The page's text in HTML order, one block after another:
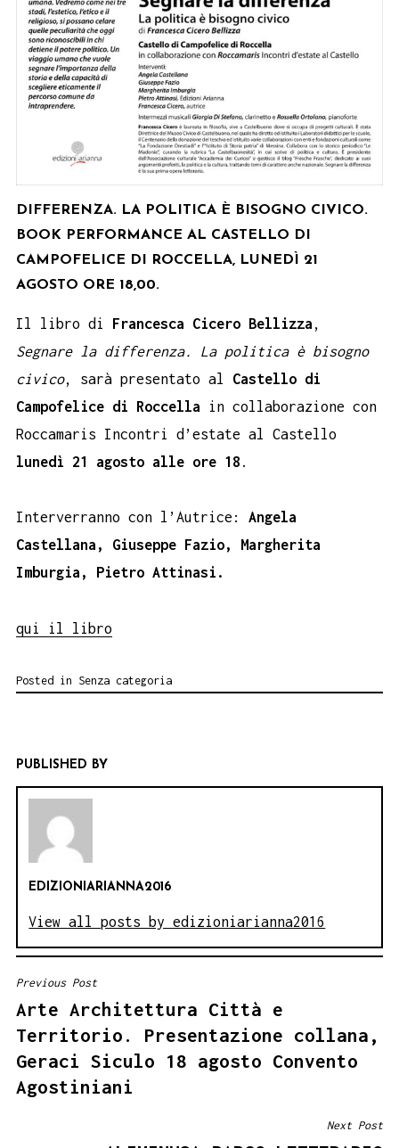
DIFFERENZA. LA POLITICA È BISOGNO CIVICO.
BOOK PERFORMANCE AL CASTELLO DI
CAMPOFELICE DI ROCCELLA, LUNEDÌ 21
AGOSTO ORE 18,00.
Il libro di Francesca Cicero Bellizza ,
Segnare la differenza. La politica è bisogno
civico, sarà presentato al
Castello di
Campofelice di Roccella in collaborazione con
Roccamaris Incontri d’estate al Castello
lunedì 21 agosto alle ore 18 .
Interverranno con l’Autrice: Angela
Castellana, Giuseppe Fazio, Margherita
Imburgia, Pietro Attinasi.
qui il libro
Posted in Senza categoria
PUBLISHED BY
EDIZIONIARIANNA2016
View all posts by edizioniarianna2016
NAVIGAZIONE
ARTICOLI
Previous Post
Arte Architettura Città e
Territorio. Presentazione collana,
Geraci Siculo 18 agosto Convento
Agostiniani
Next Post